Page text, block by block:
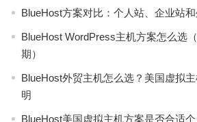
BlueHost方案对比：个人站、企业站
BlueHost WordPress主机方案怎么选
期）
BlueHost外贸主机怎么选？美国虚拟
明
BlueHost美国虚拟主机方案是否合适